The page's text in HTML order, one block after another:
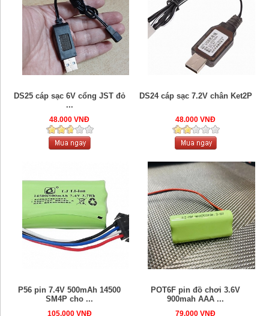
DS25 cáp sạc 6V cổng JST đỏ
...
48.000 VNĐ
DS24 cáp sạc 7.2V chân Ket2P
48.000 VNĐ
P56 pin 7.4V 500mAh 14500
SM4P cho ...
105.000 VNĐ
POT6F pin đồ chơi 3.6V
900mah AAA ...
79.000 VNĐ